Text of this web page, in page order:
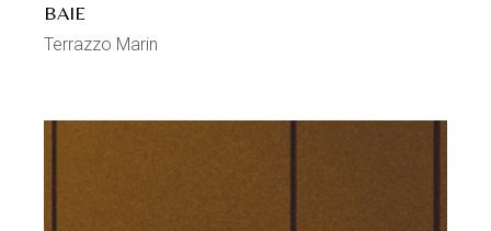
BAIE
Terrazzo Marin